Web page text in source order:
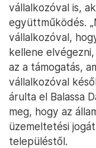
vállalkozóval is,
együttműködés.
vállalkozóval,
kellene
az a támogatás,
vállalkozóval
árulta el Balassa
meg, hogy az
üzemeltetési
településtől.